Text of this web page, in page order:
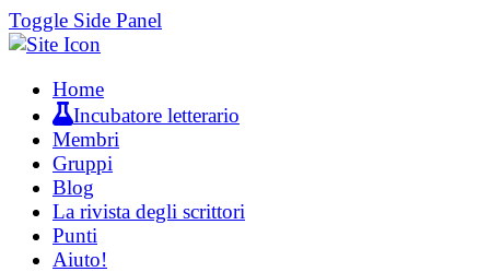
Toggle Side Panel
Home
Incubatore letterario
Membri
Gruppi
Blog
La rivista degli scrittori
Punti
Aiuto!